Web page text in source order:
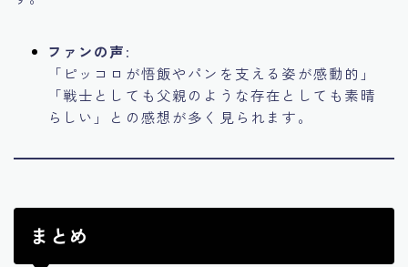
ファンの声:
「ピッコロが悟飯やパンを支える姿が感動的」
「戦士としても父親のような存在としても素晴
らしい」との感想が多く見られます。
まとめ